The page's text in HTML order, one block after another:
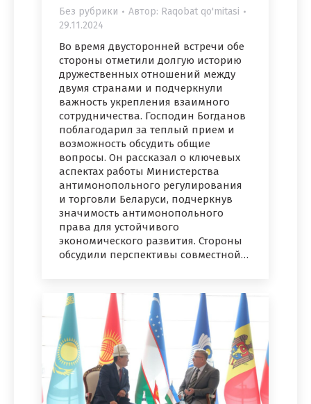
Без рубрики Автор: Raqobat qo'mitasi
29.11.2024
Во время двусторонней встречи обе
стороны отметили долгую историю
дружественных отношений между
двумя странами и подчеркнули
важность укрепления взаимного
сотрудничества. Господин Богданов
поблагодарил за теплый прием и
возможность обсудить общие
вопросы. Он рассказал о ключевых
аспектах работы Министерства
антимонопольного регулирования
и торговли Беларуси, подчеркнув
значимость антимонопольного
права для устойчивого
экономического развития. Стороны
обсудили перспективы совместной…